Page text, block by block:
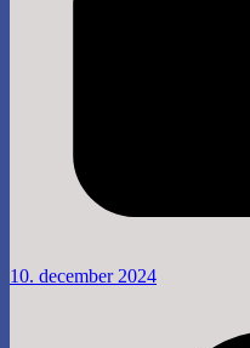
10. december 2024